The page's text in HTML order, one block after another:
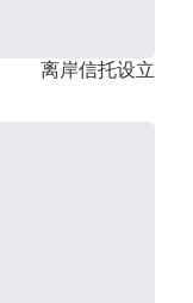
离岸信托设立